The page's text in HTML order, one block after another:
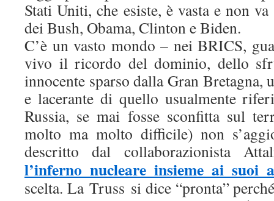
Stati Uniti, che esiste, è vasta e non
dei Bush, Obama, Clinton e Biden.
C’è un vasto mondo – nei BRICS,
vivo il ricordo del dominio, dello
innocente sparso dalla Gran
e lacerante di quello usualmente
Russia, se mai fosse sconfitta sul
molto ma molto difficile) non
descritto dal collaborazionista
l’inferno nucleare insieme ai suoi
scelta. La Truss si dice “pronta”